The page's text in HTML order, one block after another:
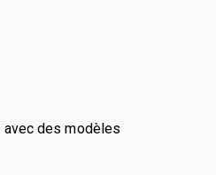
avec des modèles